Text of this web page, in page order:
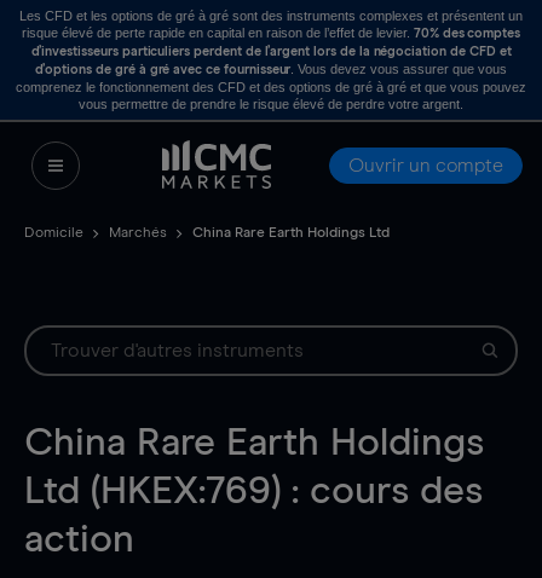
Les CFD et les options de gré à gré sont des instruments complexes et présentent un
risque élevé de perte rapide en capital en raison de l’effet de levier. 70% des comptes
d’investisseurs particuliers perdent de l’argent lors de la négociation de CFD et
d’options de gré à gré avec ce fournisseur . Vous devez vous assurer que vous
comprenez le fonctionnement des CFD et des options de gré à gré et que vous pouvez
vous permettre de prendre le risque élevé de perdre votre argent.
Ouvrir un compte
Domicile Marchés China Rare Earth Holdings Ltd
China Rare Earth Holdings
Ltd (HKEX:769) : cours des
action